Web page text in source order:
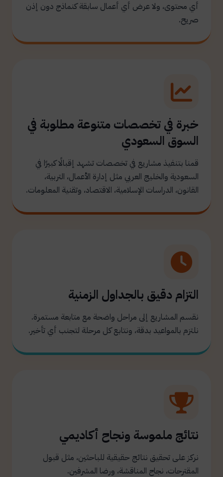
أي محتوى، ولا عرض أي أعمال سابقة كنماذج دون إذن
صريح.
خبرة في تخصصات متنوعة مطلوبة في
السوق السعودي
قمنا بتنفيذ مشاريع في تخصصات تشهد إقبالًا كبيرًا في
السعودية والخليج العربي مثل إدارة الأعمال، التربية،
القانون، الدراسات الإسلامية، الاقتصاد، وتقنية المعلومات.
التزام دقيق بالجداول الزمنية
نقسم المشاريع إلى مراحل واضحة مع متابعة مستمرة.
نلتزم بالمواعيد بدقة، ونتابع كل مرحلة لتجنب أي تأخير.
نتائج ملموسة ونجاح أكاديمي
نركز على تحقيق نتائج حقيقية للباحثين، مثل قبول
المقترحات، نجاح المناقشة، ورضا المشرفين.